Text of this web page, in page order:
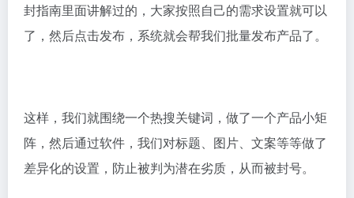
封指南里面讲解过的，大家按照自己的需求设置就可以
了，然后点击发布，系统就会帮我们批量发布产品了。
这样，我们就围绕一个热搜关键词，做了一个产品小矩
阵，然后通过软件，我们对标题、图片、文案等等做了
差异化的设置，防止被判为潜在劣质，从而被封号。